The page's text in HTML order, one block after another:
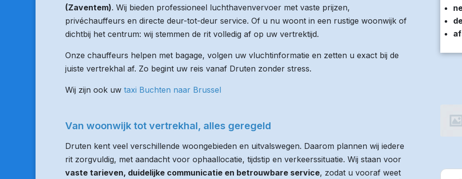
(Zaventem). Wij bieden professioneel luchthavenvervoer met vaste prijzen,
privéchauffeurs en directe deur-tot-deur service. Of u nu woont in een rustige woonwijk of
dichtbij het centrum: wij stemmen de rit volledig af op uw vertrektijd.
Onze chauffeurs helpen met bagage, volgen uw vluchtinformatie en zetten u exact bij de
juiste vertrekhal af. Zo begint uw reis vanaf Druten zonder stress.
Wij zijn ook uw taxi Buchten naar Brussel
Van woonwijk tot vertrekhal, alles geregeld
Druten kent veel verschillende woongebieden en uitvalswegen. Daarom plannen wij iedere
rit zorgvuldig, met aandacht voor ophaallocatie, tijdstip en verkeerssituatie. Wij staan voor
vaste tarieven, duidelijke communicatie en betrouwbare service, zodat u vooraf weet